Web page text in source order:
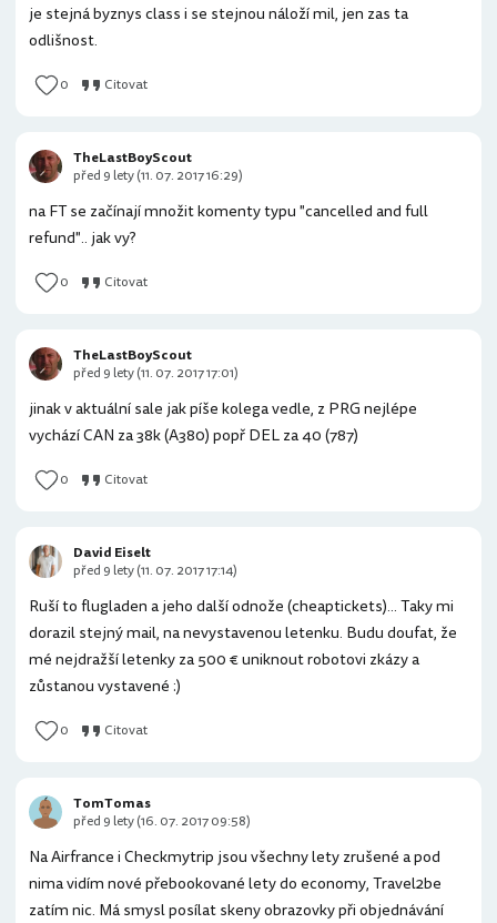
je stejná byznys class i se stejnou náloží mil, jen zas ta
odlišnost.
0 Citovat
na FT se začínají množit komenty typu "cancelled and full
refund".. jak vy?
0 Citovat
TheLastBoyScout
před 9 lety (11. 07. 2017 16:29)
jinak v aktuální sale jak píše kolega vedle, z PRG nejlépe
vychází CAN za 38k (A380) popř DEL za 40 (787)
0 Citovat
TheLastBoyScout
před 9 lety (11. 07. 2017 17:01)
Ruší to flugladen a jeho další odnože (cheaptickets)... Taky mi
dorazil stejný mail, na nevystavenou letenku. Budu doufat, že
mé nejdražší letenky za 500 € uniknout robotovi zkázy a
zůstanou vystavené :)
0 Citovat
David Eiselt
před 9 lety (11. 07. 2017 17:14)
Na Airfrance i Checkmytrip jsou všechny lety zrušené a pod
nima vidím nové přebookované lety do economy, Travel2be
zatím nic. Má smysl posílat skeny obrazovky při objednávání
TomTomas
před 9 lety (16. 07. 2017 09:58)